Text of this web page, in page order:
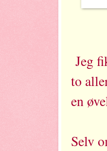
Jeg
to
en
Selv